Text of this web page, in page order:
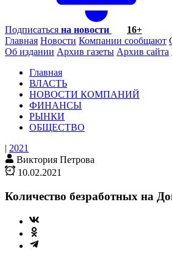
Подписаться на новости
16+
Главная Новости Компании сообщают
Об издании Архив газеты Архив сайта
Главная
ВЛАСТЬ
НОВОСТИ КОМПАНИЙ
ФИНАНСЫ
РЫНКИ
ОБЩЕСТВО
| 2021
Виктория Петрова
10.02.2021
Количество безработных на